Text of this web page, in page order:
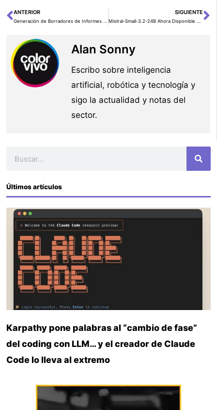
Ant
ANTERIOR SIGUIENTE
Alan Sonny
Escribo sobre inteligencia
artificial, robótica y tecnología y
sigo la actualidad y notas del
sector.
Últimos artículos
Karpathy pone palabras al “cambio de fase”
del coding con LLM… y el creador de Claude
Code lo lleva al extremo